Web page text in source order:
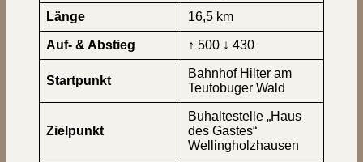
Länge 16,5 km
Auf- & Abstieg ↑ 500 ↓ 430
Startpunkt
Bahnhof Hilter am
Teutobuger Wald
Zielpunkt
Buhaltestelle „Haus
des Gastes“
Wellingholzhausen